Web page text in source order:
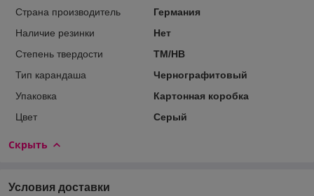
Страна производитель
Германия
Наличие резинки
Нет
Степень твердости
ТМ/НВ
Тип карандаша
Чернографитовый
Упаковка
Картонная коробка
Цвет
Серый
Скрыть
Условия доставки